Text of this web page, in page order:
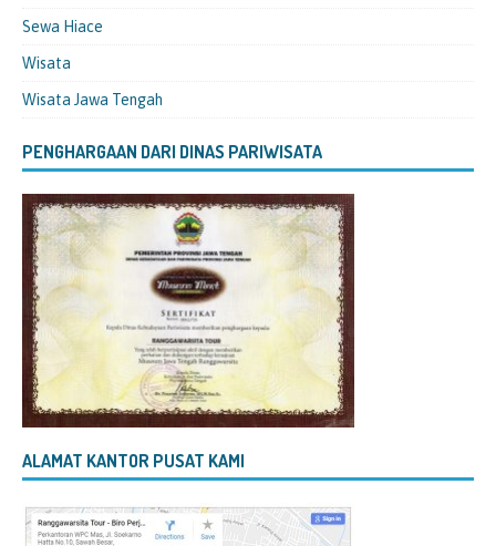
Sewa Hiace
Wisata
Wisata Jawa Tengah
PENGHARGAAN DARI DINAS PARIWISATA
ALAMAT KANTOR PUSAT KAMI